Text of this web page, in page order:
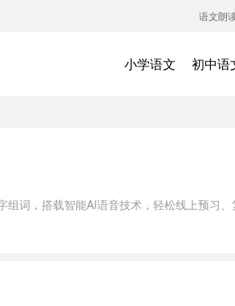
语文朗
小学语文 初中语
词，搭载智能AI语音技术，轻松线上预习、